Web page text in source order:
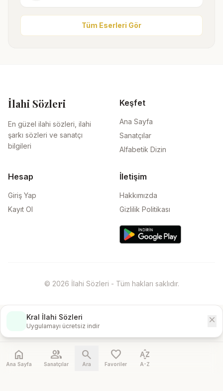
Tüm Eserleri Gör
İlahi Sözleri
En güzel ilahi sözleri, ilahi
şarkı sözleri ve sanatçı
bilgileri
Keşfet
Ana Sayfa
Sanatçılar
Alfabetik Dizin
Hesap
Giriş Yap
Kayıt Ol
İletişim
Hakkımızda
Gizlilik Politikası
© 2026 İlahi Sözleri - Tüm hakları saklıdır.
Kral İlahi Sözleri
Uygulamayı ücretsiz indir
close
home
Ana Sayfa
people
Sanatçılar
search
Ara
favorite
Favoriler
sort_by_alpha
A-Z